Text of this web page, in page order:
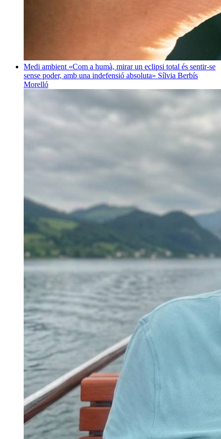
Medi ambient «Com a humà, mirar un eclipsi total és sentir-se
sense poder, amb una indefensió absoluta» Sílvia Berbís
Morelló